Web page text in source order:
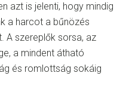
azt is jelenti, hogy mindig
a harcot a bűnözés
A szereplők sorsa, az
a mindent átható
és romlottság sokáig